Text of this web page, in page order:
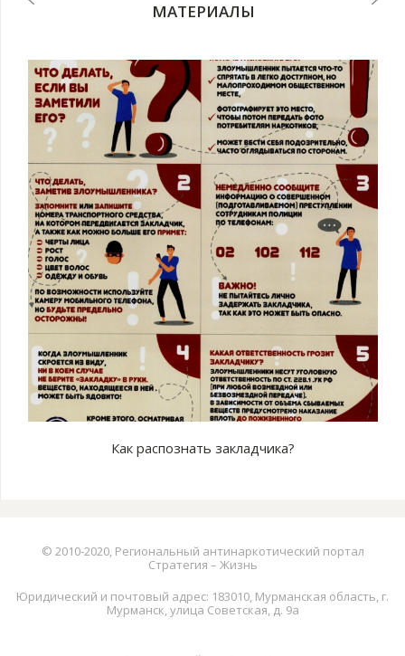
МАТЕРИАЛЫ
Как распознать закладчика?
© 2010-2020, Региональный антинаркотический портал
Стратегия – Жизнь
Юридический и почтовый адрес: 183010, Мурманская область, г.
Мурманск, улица Советская, д. 9а